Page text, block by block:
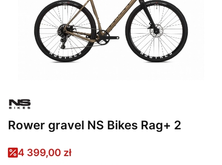
Rower gravel NS Bikes Rag+ 2
4 399,00 zł